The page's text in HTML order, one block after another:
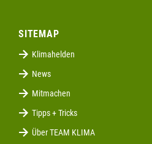
SITEMAP
Klimahelden
News
Mitmachen
Tipps + Tricks
Über TEAM KLIMA